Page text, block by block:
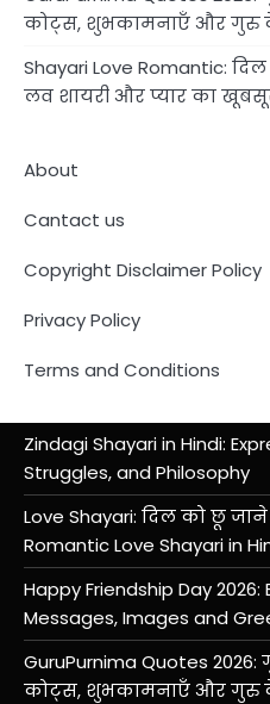
कोट्स, शुभकामनाएँ और गुरु
Shayari Love Romantic:
लव शायरी और प्यार का
About
Cantact us
Copyright Disclaimer Policy
Privacy Policy
Terms and Conditions
Zindagi Shayari in Hindi:
Struggles, and Philosophy
Love Shayari: दिल को छू जाने
Romantic Love Shayari in
Happy Friendship Day
Messages, Images and
GuruPurnima Quotes 2026:
कोट्स, शुभकामनाएँ और गुरु